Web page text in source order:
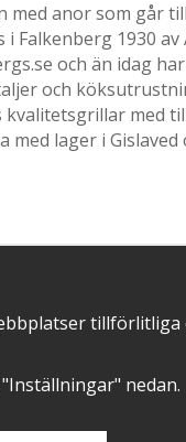
med anor som går
Falkenberg 1930 av
och än idag
och
med
med lager i
tillförlitliga
nedan.